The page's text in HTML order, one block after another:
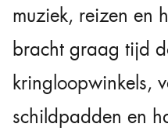
muziek, reizen en
bracht graag tijd
kringloopwinkels,
schildpadden en